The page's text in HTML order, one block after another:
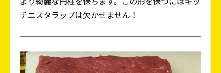
チニスタラップは欠かせません！